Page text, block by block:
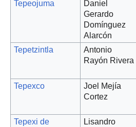
Tepeojuma
Daniel
Gerardo
Domínguez
Alarcón
Tepetzintla
Antonio
Rayón Rivera
Tepexco
Joel Mejía
Cortez
Tepexi de
Lisandro